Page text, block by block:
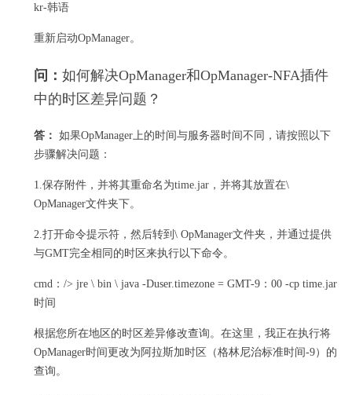
kr-韩语
重新启动OpManager。
问： 如何解决OpManager和OpManager-NFA插件
中的时区差异问题？
答： 如果OpManager上的时间与服务器时间不同，请按照以下
步骤解决问题：
1.保存附件，并将其重命名为time.jar，并将其放置在\
OpManager文件夹下。
2.打开命令提示符，然后转到\ OpManager文件夹，并通过提供
与GMT完全相同的时区来执行以下命令。
cmd：/> jre \ bin \ java -Duser.timezone = GMT-9：00 -cp time.jar
时间
根据您所在地区的时区差异修改查询。 在这里，我正在执行将
OpManager时间更改为阿拉斯加时区（格林尼治标准时间-9）的
查询。